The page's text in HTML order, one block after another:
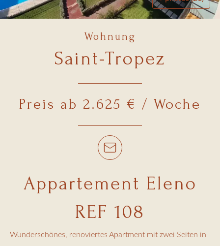
Wohnung
Saint-Tropez
Preis ab 2.625 € / Woche
Appartement Eleno
REF 108
Wunderschönes, renoviertes Apartment mit zwei Seiten in